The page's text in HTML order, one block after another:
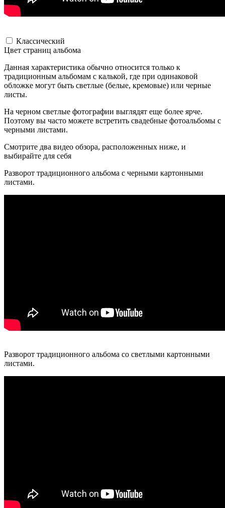
Классический
Цвет страниц альбома
Данная характеристика обычно относится только к
традиционным альбомам с калькой, где при одинаковой
обложке могут быть светлые (белые, кремовые) или черные
листы.
На черном светлые фотографии выглядят еще более ярче.
Поэтому вы часто можете встретить свадебные фотоальбомы с
черными листами.
Смотрите два видео обзора, расположенных ниже, и
выбирайте для себя
Разворот традиционного альбома с черными картонными
листами.
Разворот традиционного альбома со светлыми картонными
листами.